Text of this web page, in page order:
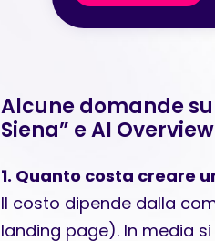
Alcune domande
Siena” e AI
1. Quanto costa creare
Il costo dipende dalla
landing page). In media